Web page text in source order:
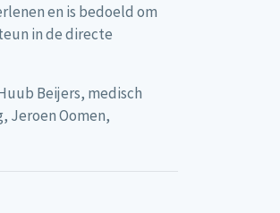
en is bedoeld om
in de directe
Beijers, medisch
Jeroen Oomen,